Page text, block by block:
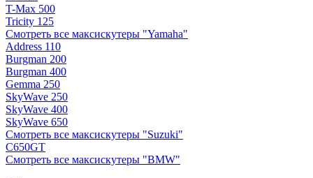
T-Max 500
Tricity 125
Смотреть все максискутеры "Yamaha"
Address 110
Burgman 200
Burgman 400
Gemma 250
SkyWave 250
SkyWave 400
SkyWave 650
Смотреть все максискутеры "Suzuki"
C650GT
Смотреть все максискутеры "BMW"